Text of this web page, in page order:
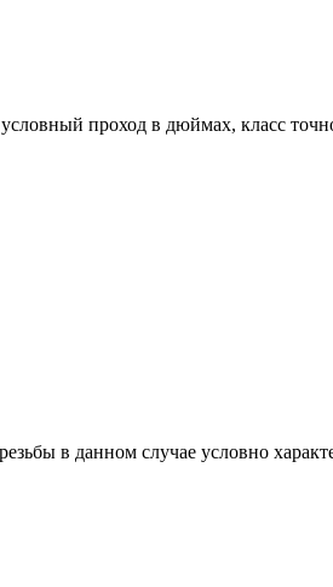
проход в дюймах, класс
в данном случае условно